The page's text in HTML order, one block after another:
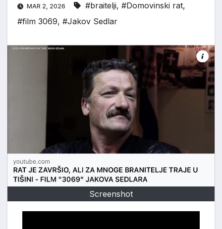
MAR 2, 2026 #braitelji, #Domovinski rat,
#film 3069, #Jakov Sedlar
Screenshot